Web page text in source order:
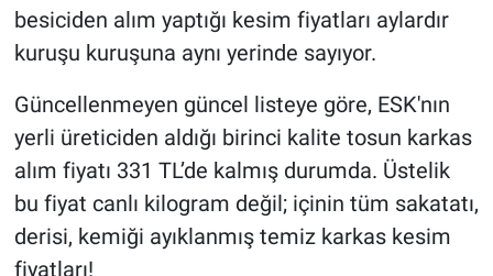
besiciden alım yaptığı kesim fiyatları aylardır
kuruşu kuruşuna aynı yerinde sayıyor.
Güncellenmeyen güncel listeye göre, ESK'nın
yerli üreticiden aldığı birinci kalite tosun karkas
alım fiyatı 331 TL’de kalmış durumda. Üstelik
bu fiyat canlı kilogram değil; içinin tüm sakatatı,
derisi, kemiği ayıklanmış temiz karkas kesim
fiyatları!